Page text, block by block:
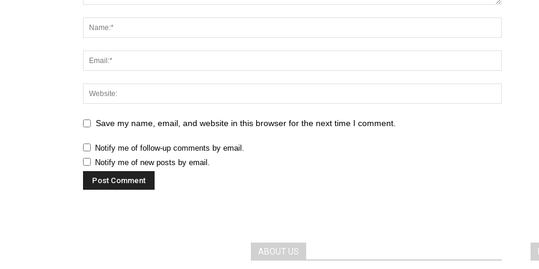
Save my name, email, and website in this browser for the next time I comment.
Notify me of follow-up comments by email.
Notify me of new posts by email.
ABOUT US